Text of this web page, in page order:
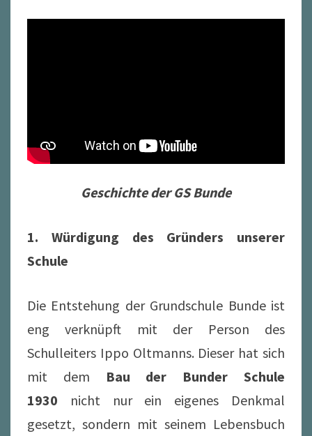
Geschichte der GS Bunde
1. Würdigung des Gründers unserer
Schule
Die Entstehung der Grundschule Bunde ist
eng verknüpft mit der Person des
Schulleiters Ippo Oltmanns. Dieser hat sich
mit dem Bau der Bunder Schule
1930 nicht nur ein eigenes Denkmal
gesetzt, sondern mit seinem Lebensbuch